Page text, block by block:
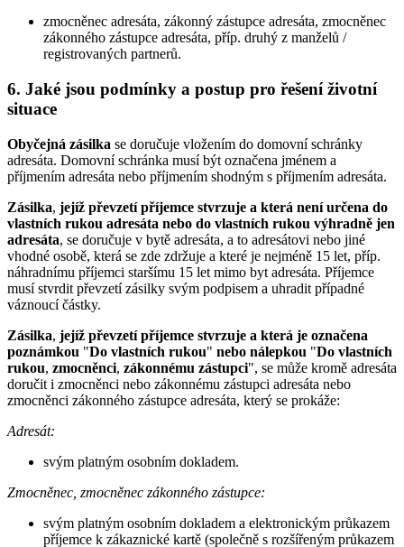
zmocněnec adresáta, zákonný zástupce adresáta, zmocněnec
zákonného zástupce adresáta, příp. druhý z manželů /
registrovaných partnerů.
6. Jaké jsou podmínky a postup pro řešení životní
situace
Obyčejná zásilka se doručuje vložením do domovní schránky
adresáta. Domovní schránka musí být označena jménem a
příjmením adresáta nebo příjmením shodným s příjmením adresáta.
Zásilka, jejíž převzetí příjemce stvrzuje a která není určena do
vlastních rukou adresáta nebo do vlastních rukou výhradně jen
adresáta, se doručuje v bytě adresáta, a to adresátovi nebo jiné
vhodné osobě, která se zde zdržuje a které je nejméně 15 let, příp.
náhradnímu příjemci staršímu 15 let mimo byt adresáta. Příjemce
musí stvrdit převzetí zásilky svým podpisem a uhradit případné
váznoucí částky.
Zásilka, jejíž převzetí příjemce stvrzuje a která je označena
poznámkou "Do vlastních rukou" nebo nálepkou "Do vlastních
rukou, zmocněnci, zákonnému zástupci", se může kromě adresáta
doručit i zmocněnci nebo zákonnému zástupci adresáta nebo
zmocněnci zákonného zástupce adresáta, který se prokáže:
Adresát:
svým platným osobním dokladem.
Zmocněnec, zmocněnec zákonného zástupce:
svým platným osobním dokladem a elektronickým průkazem
příjemce k zákaznické kartě (společně s rozšířeným průkazem